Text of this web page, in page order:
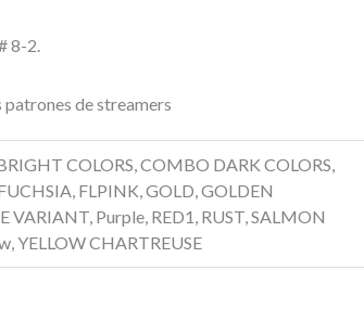
8-2.
patrones de streamers
COLORS, COMBO DARK COLORS,
FLPINK, GOLD, GOLDEN
Purple, RED1, RUST, SALMON
YELLOW CHARTREUSE